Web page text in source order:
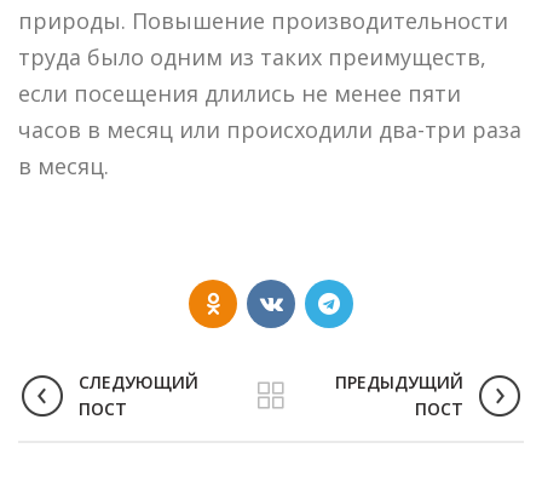
природы. Повышение производительности
труда было одним из таких преимуществ,
если посещения длились не менее пяти
часов в месяц или происходили два-три раза
в месяц.
СЛЕДУЮЩИЙ
ПОСТ
ПРЕДЫДУЩИЙ
ПОСТ